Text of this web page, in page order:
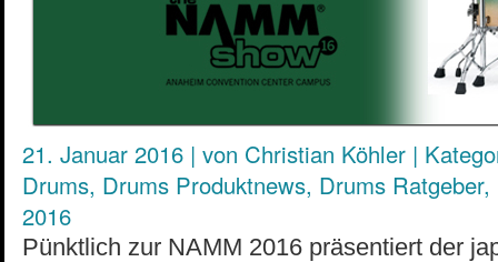
21. Januar 2016 | von Christian Köhler |
Drums, Drums Produktnews, Drums Ratgeber,
2016
Pünktlich zur NAMM 2016 präsentiert der